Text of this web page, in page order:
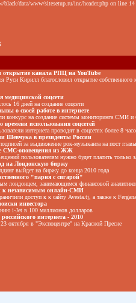
data/www/sitesetup.ru/inc/header.php on line
открытие канала РПЦ на YouTube
Руси Кирилл благословил открытие
медицинской соцсети
16 дней на создание соцсети
о своей работе в интернете
конкурс на создание системы мониторинга СМИ и
времени использования соцсетей
интернета проводят в соцсетях более 8
Шевчука в президенты России
за выдвижение рок-музыканта на пост главы
СМС-оповещения из ЖЖ
пользователям нужно будет платить только
на Лондонскую биржу
выйдет на биржу до конца 2010 года
"парня с сигарой"
лондонцем, занимающимся финансовой
к независимым онлайн-СМИ
доступ к к сайту Avesta.tj, а также к
инвестора
i-Jet в 100 миллионов долларов
интернета - 2010
октября в "Экспоцентре" на Красной Пресне